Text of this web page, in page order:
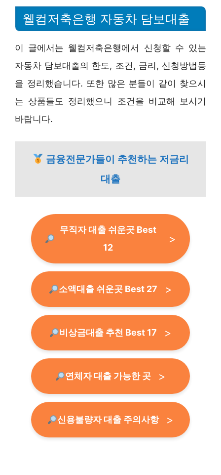
웰컴저축은행 자동차 담보대출
이 글에서는 웰컴저축은행에서 신청할 수 있는
자동차 담보대출의 한도, 조건, 금리, 신청방법등
을 정리했습니다. 또한 많은 분들이 같이 찾으시
는 상품들도 정리했으니 조건을 비교해 보시기
바랍니다.
금융전문가들이 추천하는 저금리
대출
무직자 대출 쉬운곳 Best
12
소액대출 쉬운곳 Best 27
비상금대출 추천 Best 17
연체자 대출 가능한 곳
신용불량자 대출 주의사항